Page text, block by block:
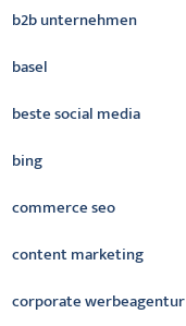
b2b unternehmen
basel
beste social media
bing
commerce seo
content marketing
corporate werbeagentur